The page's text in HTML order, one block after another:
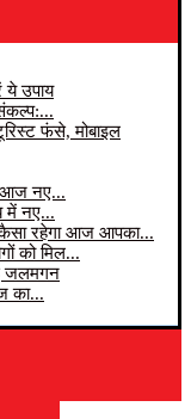
ये उपाय
फंसे, मोबाइल
आज नए...
में नए...
रहेगा आज आपका...
को मिल...
जलमगन
का...